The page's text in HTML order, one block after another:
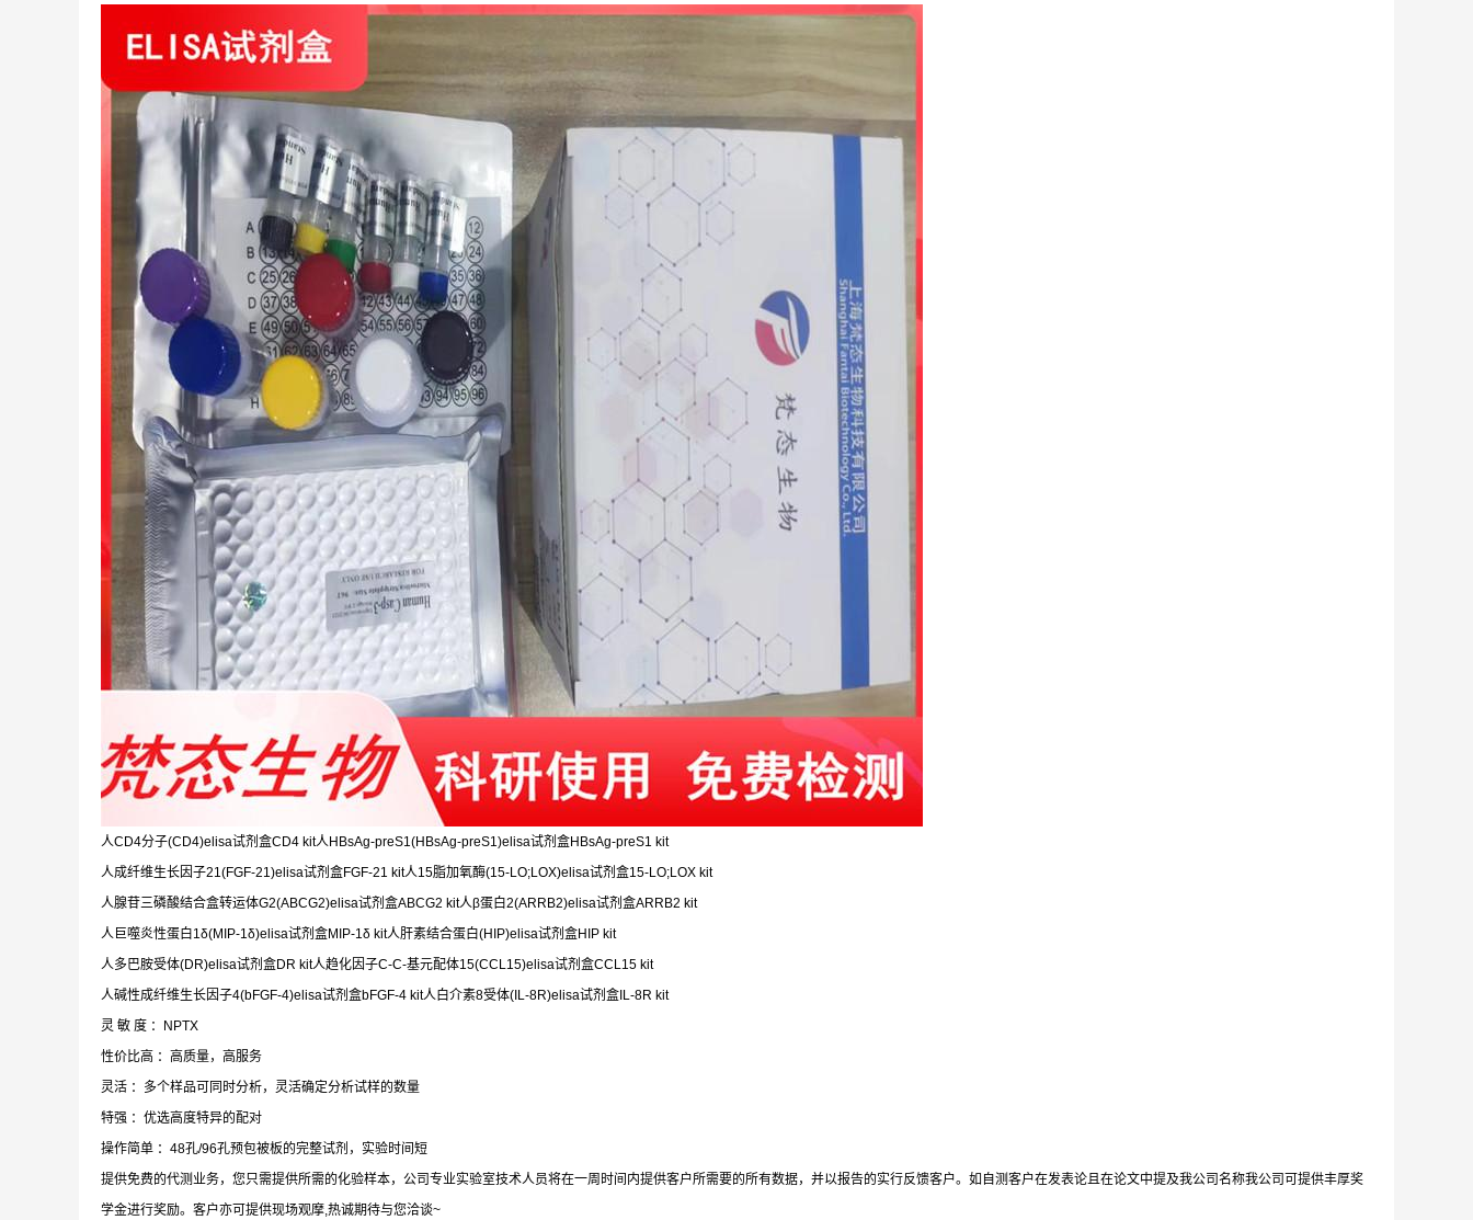
人CD4分子(CD4)elisa试剂盒CD4 kit人HBsAg-preS1(HBsAg-preS1)elisa试剂盒HBsAg-preS1 kit
人成纤维生长因子21(FGF-21)elisa试剂盒FGF-21 kit人15脂加氧酶(15-LO;LOX)elisa试剂盒15-LO;LOX kit
人腺苷三磷酸结合盒转运体G2(ABCG2)elisa试剂盒ABCG2 kit人β蛋白2(ARRB2)elisa试剂盒ARRB2 kit
人巨噬炎性蛋白1δ(MIP-1δ)elisa试剂盒MIP-1δ kit人肝素结合蛋白(HIP)elisa试剂盒HIP kit
人多巴胺受体(DR)elisa试剂盒DR kit人趋化因子C-C-基元配体15(CCL15)elisa试剂盒CCL15 kit
人碱性成纤维生长因子4(bFGF-4)elisa试剂盒bFGF-4 kit人白介素8受体(IL-8R)elisa试剂盒IL-8R kit
灵 敏 度 ：NPTX
性价比高 ：高质量，高服务
灵活 ：多个样品可同时分析，灵活确定分析试样的数量
特强 ：优选高度特异的配对
操作简单 ：48孔/96孔预包被板的完整试剂，实验时间短
提供免费的代测业务，您只需提供所需的化验样本，公司专业实验室技术人员将在一周时间内提供客户所需要的所有数据，并以报告的实行反馈客户。如自测客户在发表论且在论文中提及我公司名称我公司可提供丰厚奖
学金进行奖励。客户亦可提供现场观摩,热诚期待与您洽谈~